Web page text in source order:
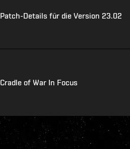
Patch-Details für die Version 23.02
Cradle of War In Focus